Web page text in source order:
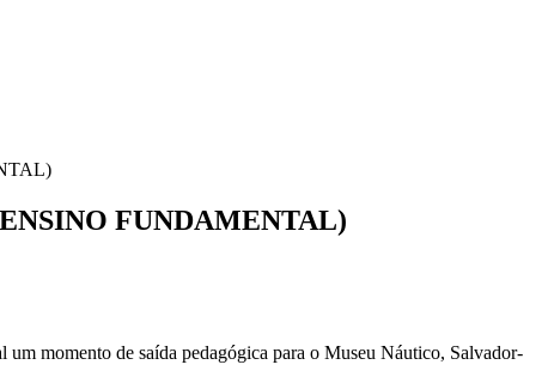
FUNDAMENTAL)
momento de saída pedagógica para o Museu Náutico, Salvador-